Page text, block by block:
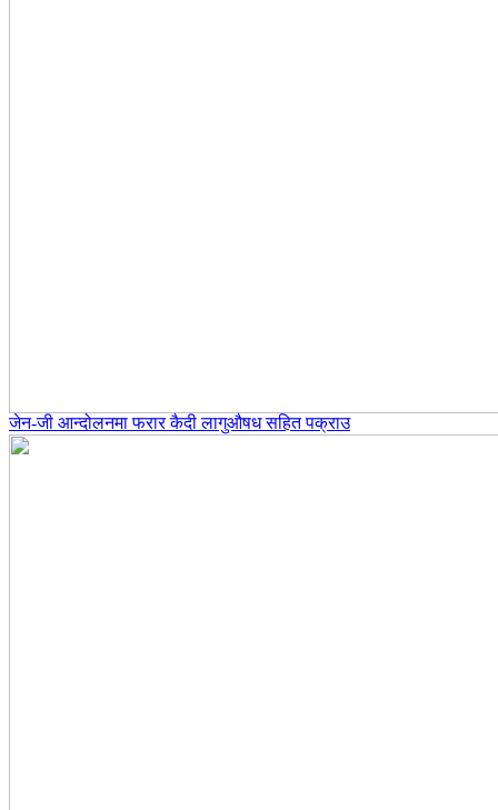
जेन-जी आन्दोलनमा फरार कैदी लागुऔषध सहित पक्राउ